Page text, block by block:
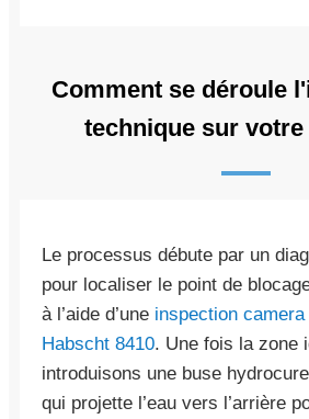
Comment se déroule
technique sur votre
Le processus débute par un
pour localiser le point de
à l’aide d’une inspection
Habscht 8410. Une fois la zone
introduisons une buse
qui projette l’eau vers l’arrière